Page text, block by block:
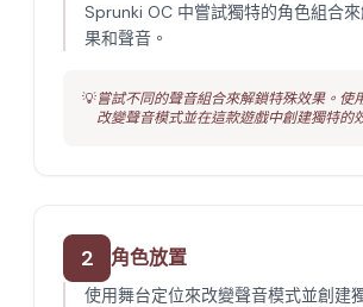
Sprunki OC 中嘗試獨特的角色組合
果和聲音。
💡嘗試不同的聲音組合來解鎖特殊效果。使
改變聲音模式並在這款遊戲中創建獨特的
2 角色放置
使用舞台定位來改變聲音模式並創建